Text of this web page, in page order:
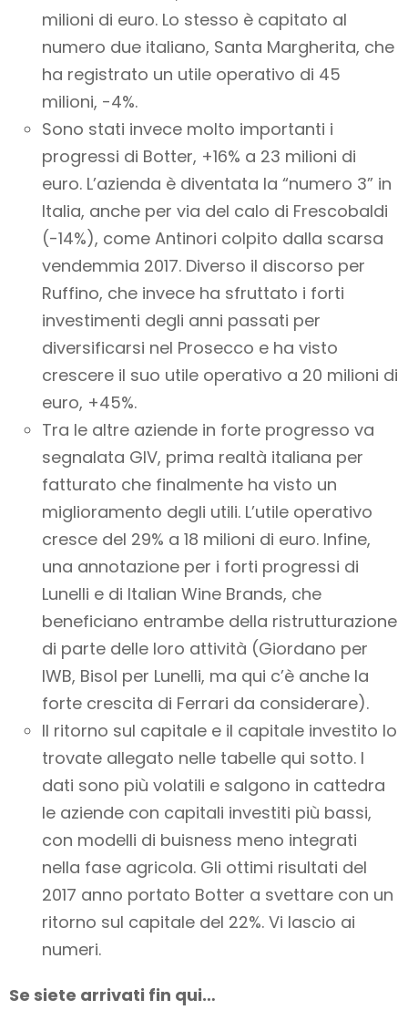
milioni di euro. Lo stesso è capitato al
numero due italiano, Santa Margherita, che
ha registrato un utile operativo di 45
milioni, -4%.
Sono stati invece molto importanti i
progressi di Botter, +16% a 23 milioni di
euro. L’azienda è diventata la “numero 3” in
Italia, anche per via del calo di Frescobaldi
(-14%), come Antinori colpito dalla scarsa
vendemmia 2017. Diverso il discorso per
Ruffino, che invece ha sfruttato i forti
investimenti degli anni passati per
diversificarsi nel Prosecco e ha visto
crescere il suo utile operativo a 20 milioni di
euro, +45%.
Tra le altre aziende in forte progresso va
segnalata GIV, prima realtà italiana per
fatturato che finalmente ha visto un
miglioramento degli utili. L’utile operativo
cresce del 29% a 18 milioni di euro. Infine,
una annotazione per i forti progressi di
Lunelli e di Italian Wine Brands, che
beneficiano entrambe della ristrutturazione
di parte delle loro attività (Giordano per
IWB, Bisol per Lunelli, ma qui c’è anche la
forte crescita di Ferrari da considerare).
Il ritorno sul capitale e il capitale investito lo
trovate allegato nelle tabelle qui sotto. I
dati sono più volatili e salgono in cattedra
le aziende con capitali investiti più bassi,
con modelli di buisness meno integrati
nella fase agricola. Gli ottimi risultati del
2017 anno portato Botter a svettare con un
ritorno sul capitale del 22%. Vi lascio ai
numeri.
Se siete arrivati fin qui…